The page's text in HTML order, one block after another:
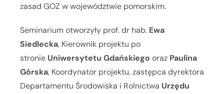
zasad GOZ w województwie pomorskim.
Seminarium otworzyły prof. dr hab. Ewa
Siedlecka, Kierownik projektu po
stronie Uniwersytetu Gdańskiego oraz Paulina
Górska, Koordynator projektu, zastępca dyrektora
Departamentu Środowiska i Rolnictwa Urzędu